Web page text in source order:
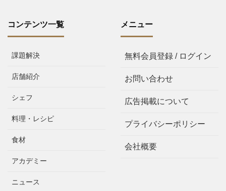
コンテンツ一覧
課題解決
店舗紹介
シェフ
料理・レシピ
食材
アカデミー
ニュース
メニュー
無料会員登録 / ログイン
お問い合わせ
広告掲載について
プライバシーポリシー
会社概要